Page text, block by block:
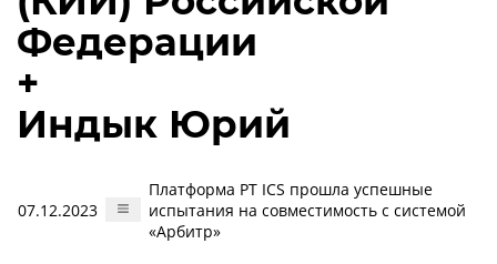
Федерации
+
Индык Юрий
07.12.2023
Платформа PT ICS прошла успешные
испытания на совместимость с системой
«Арбитр»